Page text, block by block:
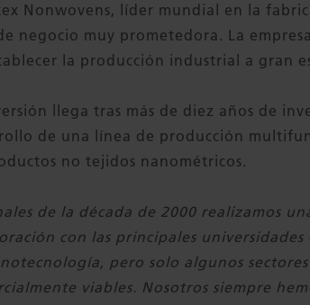
Nonwovens, líder mundial en la
negocio muy prometedora. La
la producción industrial a gran
llega tras más de diez años de
de una línea de producción
no tejidos nanométricos.
de la década de 2000 realizamos
con las principales
pero solo algunos
viables. Nosotros siempre